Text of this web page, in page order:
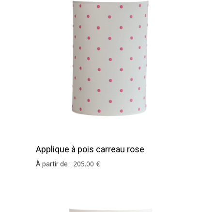
Applique à pois carreau rose
À partir de : 205.00 €